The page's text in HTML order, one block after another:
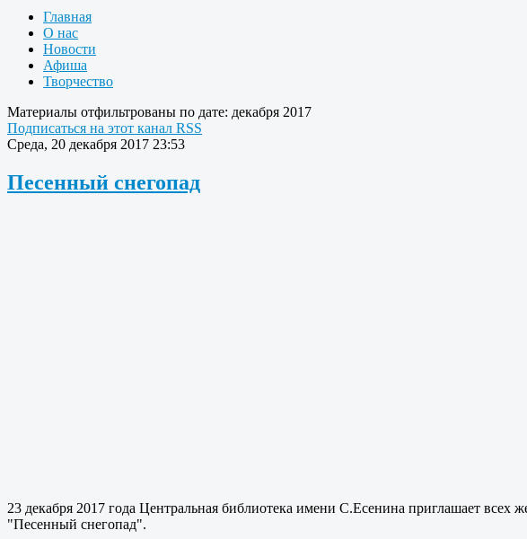
Главная
О нас
Новости
Афиша
Творчество
Материалы отфильтрованы по дате: декабря 2017
Подписаться на этот канал RSS
Среда, 20 декабря 2017 23:53
Песенный снегопад
23 декабря 2017 года Центральная библиотека имени С.Есенина приглашает
"Песенный снегопад".